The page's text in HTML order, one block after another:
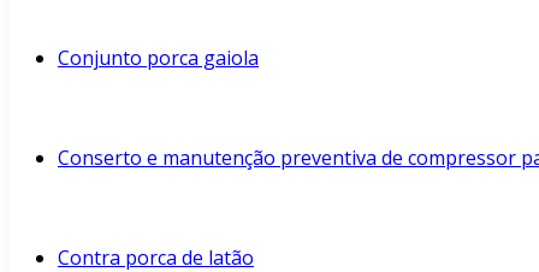
Conjunto porca gaiola
Conserto e manutenção preventiva de compressor
Contra porca de latão